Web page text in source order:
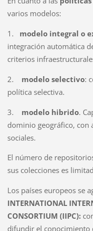
varios modelos:
1. modelo integral o
integración automática
criterios
2. modelo selectivo:
política selectiva.
3. modelo hibrido.
dominio geográfico, con
sociales.
El número de
sus colecciones es
Los países europeos se
INTERNATIONAL
CONSORTIUM (IIPC):
difundir el conocimiento